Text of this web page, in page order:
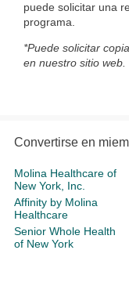
puede solicitar una
programa.
*Puede solicitar
en nuestro sitio web.
Convertirse en
Molina Healthcare of
New York, Inc.
Affinity by Molina
Healthcare
Senior Whole Health
of New York